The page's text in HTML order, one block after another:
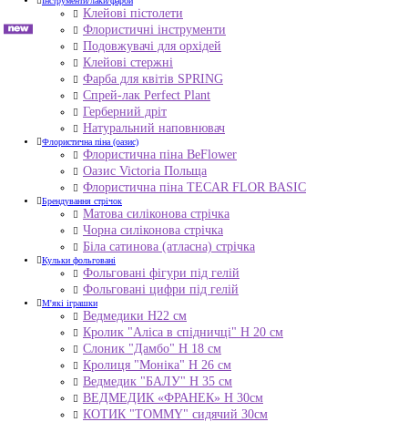
Клейові пістолети
Флористичні інструменти
Подовжувачі для орхідей
Клейові стержні
Фарба для квітів SPRING
Спрей-лак Perfect Plant
Герберний дріт
Натуральний наповнювач
Флористична піна (оазис)
Флористична піна BeFlower
Оазис Victoria Польща
Флористична піна TECAR FLOR BASIC
Брендування стрічок
Матова силіконова стрічка
Чорна силіконова стрічка
Біла сатинова (атласна) стрічка
Кульки фольговані
Фольговані фігури під гелій
Фольговані цифри під гелій
М'які іграшки
Ведмедики H22 см
Кролик "Аліса в спідничці" Н 20 см
Слоник "Дамбо" Н 18 см
Кролиця "Моніка" Н 26 см
Ведмедик "БАЛУ" Н 35 см
ВЕДМЕДИК «ФРАНЕК» H 30см
КОТИК "ТОMMY" сидячий 30см